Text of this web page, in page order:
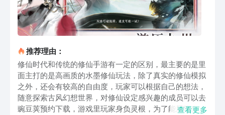
推荐理由：
修仙时代和传统的修仙手游有一定的区别，最主要的是里
面主打的是高画质的水墨修仙玩法，除了真实的修仙模拟
之外，还会有较高的自由度，玩家可以根据自己的想法，
随意探索古风幻想世界，对修仙设定感兴趣的成员可以去
豌豆荚预约下载，游戏里玩家身负灵根，为了能展现自身
查看更多